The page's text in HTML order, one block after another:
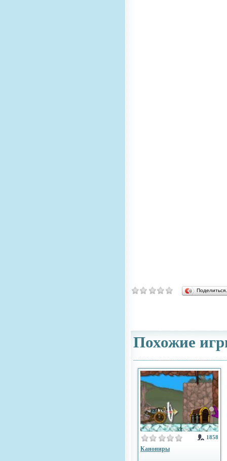
Похожие
1858
Канониры